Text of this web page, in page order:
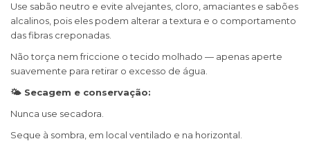
Use sabão neutro e evite alvejantes, cloro, amaciantes e sabões
alcalinos, pois eles podem alterar a textura e o comportamento
das fibras creponadas.
Não torça nem friccione o tecido molhado — apenas aperte
suavemente para retirar o excesso de água.
🌤 Secagem e conservação:
Nunca use secadora.
Seque à sombra, em local ventilado e na horizontal.